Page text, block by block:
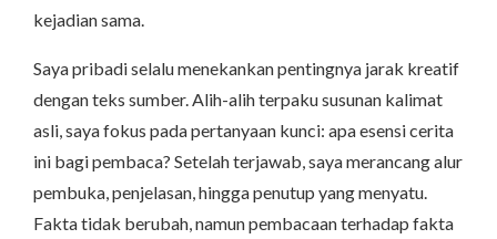
kejadian sama.
Saya pribadi selalu menekankan pentingnya jarak kreatif
dengan teks sumber. Alih-alih terpaku susunan kalimat
asli, saya fokus pada pertanyaan kunci: apa esensi cerita
ini bagi pembaca? Setelah terjawab, saya merancang alur
pembuka, penjelasan, hingga penutup yang menyatu.
Fakta tidak berubah, namun pembacaan terhadap fakta